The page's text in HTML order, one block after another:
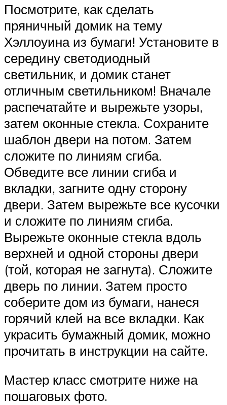
Посмотрите, как сделать
пряничный домик на тему
Хэллоуина из бумаги! Установите в
середину светодиодный
светильник, и домик станет
отличным светильником! Вначале
распечатайте и вырежьте узоры,
затем оконные стекла. Сохраните
шаблон двери на потом. Затем
сложите по линиям сгиба.
Обведите все линии сгиба и
вкладки, загните одну сторону
двери. Затем вырежьте все кусочки
и сложите по линиям сгиба.
Вырежьте оконные стекла вдоль
верхней и одной стороны двери
(той, которая не загнута). Сложите
дверь по линии. Затем просто
соберите дом из бумаги, нанеся
горячий клей на все вкладки. Как
украсить бумажный домик, можно
прочитать в инструкции на сайте.
Мастер класс смотрите ниже на
пошаговых фото.